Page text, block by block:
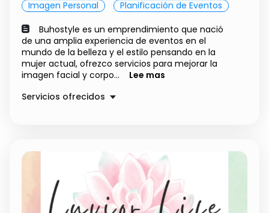
Imagen Personal
Planificación de Eventos
Buhostyle es un emprendimiento que nació
de una amplia experiencia de eventos en el
mundo de la belleza y el estilo pensando en la
mujer actual, ofrezco servicios para mejorar la
imagen facial y corpo...
Lee mas
Servicios ofrecidos